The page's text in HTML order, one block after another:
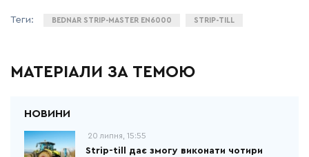
BEDNAR STRIP-MASTER EN6000 STRIP-TILL
МАТЕРІАЛИ ЗА ТЕМОЮ
20 липня, 15:55
Strip-till дає змогу виконати чотири